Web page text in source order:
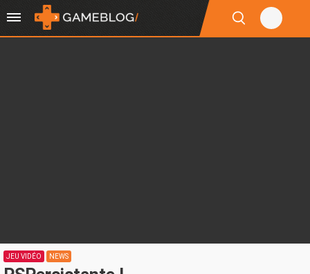
JEU VIDÉO NEWS